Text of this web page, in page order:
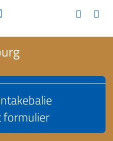
formulier